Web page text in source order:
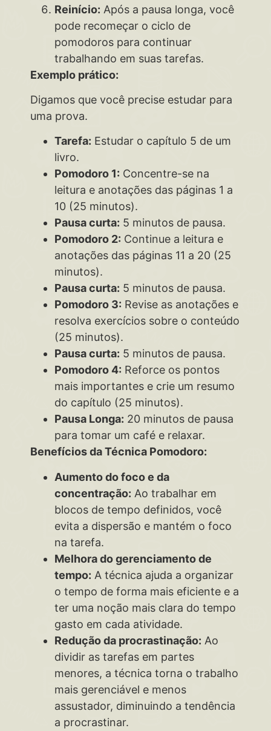
Reinício: Após a pausa longa, você
pode recomeçar o ciclo de
pomodoros para continuar
trabalhando em suas tarefas.
Exemplo prático:
Digamos que você precise estudar para
uma prova.
Tarefa: Estudar o capítulo 5 de um
livro.
Pomodoro 1: Concentre-se na
leitura e anotações das páginas 1 a
10 (25 minutos).
Pausa curta: 5 minutos de pausa.
Pomodoro 2: Continue a leitura e
anotações das páginas 11 a 20 (25
minutos).
Pausa curta: 5 minutos de pausa.
Pomodoro 3: Revise as anotações e
resolva exercícios sobre o conteúdo
(25 minutos).
Pausa curta: 5 minutos de pausa.
Pomodoro 4: Reforce os pontos
mais importantes e crie um resumo
do capítulo (25 minutos).
Pausa Longa: 20 minutos de pausa
para tomar um café e relaxar.
Benefícios da Técnica Pomodoro:
Aumento do foco e da
concentração: Ao trabalhar em
blocos de tempo definidos, você
evita a dispersão e mantém o foco
na tarefa.
Melhora do gerenciamento de
tempo: A técnica ajuda a organizar
o tempo de forma mais eficiente e a
ter uma noção mais clara do tempo
gasto em cada atividade.
Redução da procrastinação: Ao
dividir as tarefas em partes
menores, a técnica torna o trabalho
mais gerenciável e menos
assustador, diminuindo a tendência
a procrastinar.